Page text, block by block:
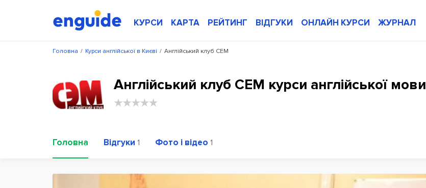
КУРСИ КАРТА РЕЙТИНГ ВІДГУКИ ОНЛАЙН КУРСИ ЖУРНАЛ
/
Головна /
Курси англійської в Києві Англійський клуб СЕМ
Англійський клуб СЕМ курси англійської мови
Головна Відгуки 1 Фото і відео 1